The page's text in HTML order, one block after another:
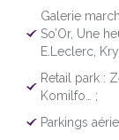
Galerie
So’Or, Une
E.Leclerc,
Retail park :
Komilfo… ;
Parkings